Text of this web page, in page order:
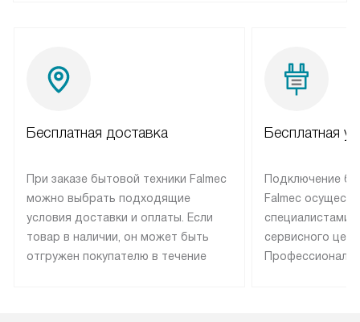
Бесплатная доставка
При заказе бытовой техники Falmec
можно выбрать подходящие
условия доставки и оплаты. Если
товар в наличии, он может быть
отгружен покупателю в течение
Бесплатная
Подключение
Falmec
специалистами
сервисного